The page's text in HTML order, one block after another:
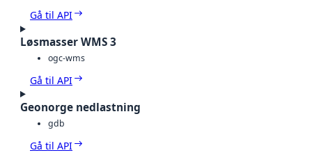
Gå til API
Løsmasser WMS 3
ogc-wms
Gå til API
Geonorge nedlastning
gdb
Gå til API